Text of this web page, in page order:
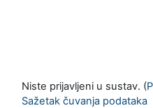
Niste prijavljeni u sustav. (
Sažetak čuvanja podataka